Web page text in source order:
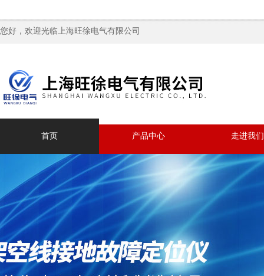
您好，欢迎光临上海旺徐电气有限公司
首页 产品中心 走进我们